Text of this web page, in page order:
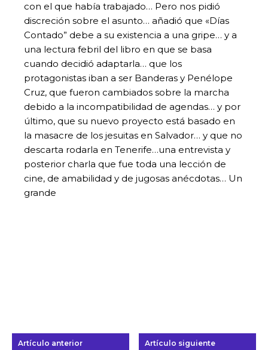
con el que había trabajado… Pero nos pidió
discreción sobre el asunto… añadió que «Días
Contado” debe a su existencia a una gripe… y a
una lectura febril del libro en que se basa
cuando decidió adaptarla… que los
protagonistas iban a ser Banderas y Penélope
Cruz, que fueron cambiados sobre la marcha
debido a la incompatibilidad de agendas… y por
último, que su nuevo proyecto está basado en
la masacre de los jesuitas en Salvador… y que no
descarta rodarla en Tenerife…una entrevista y
posterior charla que fue toda una lección de
cine, de amabilidad y de jugosas anécdotas… Un
grande
Artículo anterior Artículo siguiente